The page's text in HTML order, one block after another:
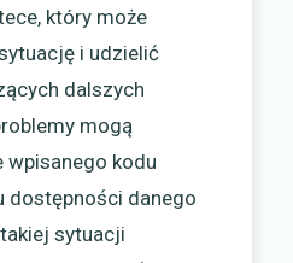
który może
i udzielić
dalszych
mogą
wpisanego kodu
dostępności danego
sytuacji